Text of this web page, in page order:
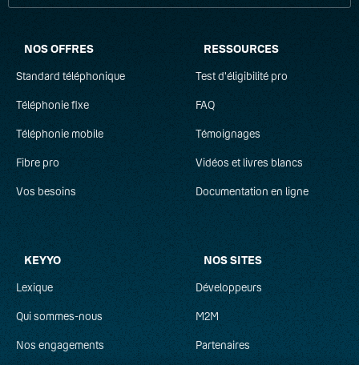
NOS OFFRES
Standard téléphonique
Téléphonie fixe
Téléphonie mobile
Fibre pro
Vos besoins
RESSOURCES
Test d'éligibilité pro
FAQ
Témoignages
Vidéos et livres blancs
Documentation en ligne
KEYYO
Lexique
Qui sommes-nous
Nos engagements
NOS SITES
Développeurs
M2M
Partenaires